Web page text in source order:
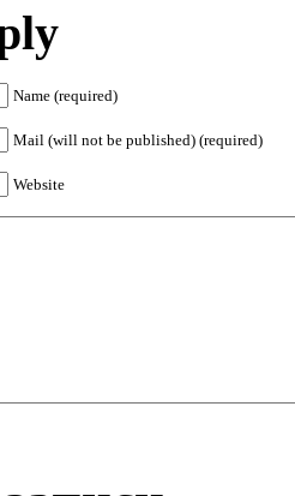
Name (required)
Mail (will not be published) (required)
Website